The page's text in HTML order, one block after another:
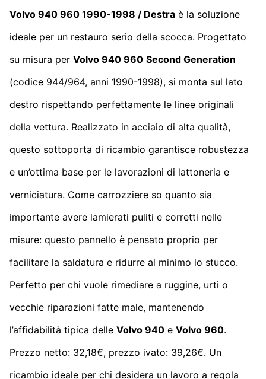
Volvo 940 960 1990-1998 / Destra è la soluzione
ideale per un restauro serio della scocca. Progettato
su misura per Volvo 940 960 Second Generation
(codice 944/964, anni 1990-1998), si monta sul lato
destro rispettando perfettamente le linee originali
della vettura. Realizzato in acciaio di alta qualità,
questo sottoporta di ricambio garantisce robustezza
e un’ottima base per le lavorazioni di lattoneria e
verniciatura. Come carrozziere so quanto sia
importante avere lamierati puliti e corretti nelle
misure: questo pannello è pensato proprio per
facilitare la saldatura e ridurre al minimo lo stucco.
Perfetto per chi vuole rimediare a ruggine, urti o
vecchie riparazioni fatte male, mantenendo
l’affidabilità tipica delle Volvo 940 e Volvo 960.
Prezzo netto: 32,18€, prezzo ivato: 39,26€. Un
ricambio ideale per chi desidera un lavoro a regola